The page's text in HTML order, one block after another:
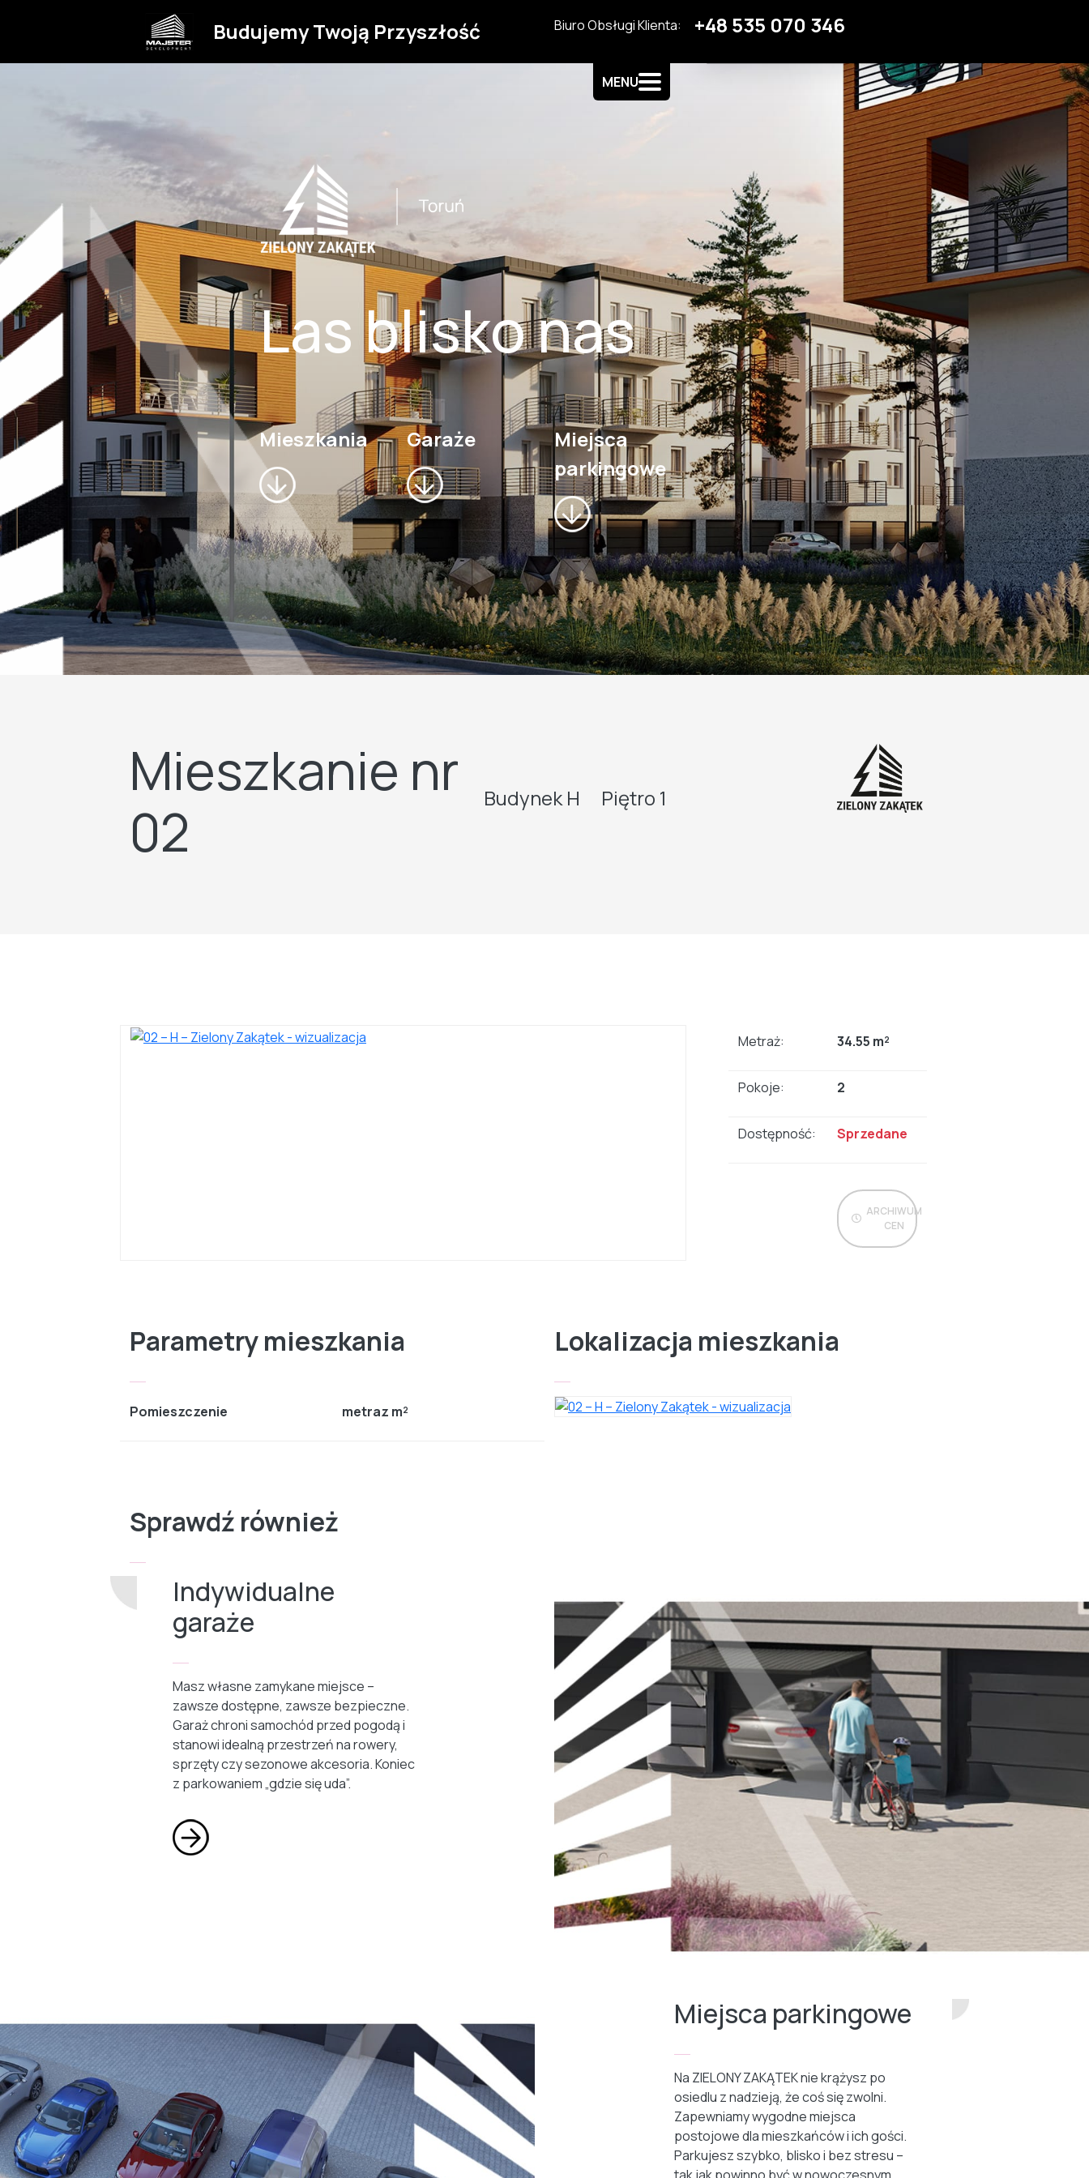
Budujemy Twoją Przyszłość Biuro Obsługi Klienta: +48 535 070 346
MENU
Strefa klienta
Las blisko nas
Mieszkania Garaże
Miejsca
parkingowe
Mieszkanie nr
02
Budynek H Piętro 1
Metraż: 34.55 m²
Pokoje: 2
Dostępność: Sprzedane
ARCHIWUM
CEN
Parametry mieszkania
Pomieszczenie metraz m²
Lokalizacja mieszkania
Sprawdź również
Indywidualne
garaże
Masz własne zamykane miejsce –
zawsze dostępne, zawsze bezpieczne.
Garaż chroni samochód przed pogodą i
stanowi idealną przestrzeń na rowery,
sprzęty czy sezonowe akcesoria. Koniec
z parkowaniem „gdzie się uda”.
Miejsca parkingowe
Na ZIELONY ZAKĄTEK nie krążysz po
osiedlu z nadzieją, że coś się zwolni.
Zapewniamy wygodne miejsca
postojowe dla mieszkańców i ich gości.
Parkujesz szybko, blisko i bez stresu –